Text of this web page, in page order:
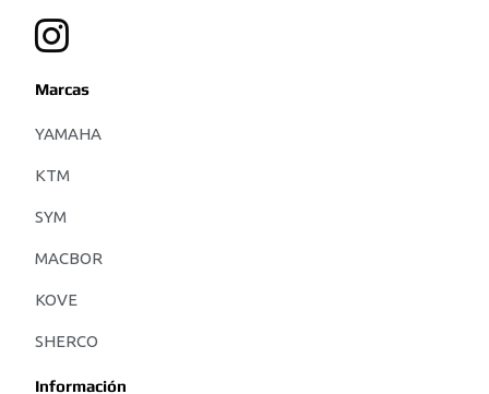
Marcas
YAMAHA
KTM
SYM
MACBOR
KOVE
SHERCO
Información